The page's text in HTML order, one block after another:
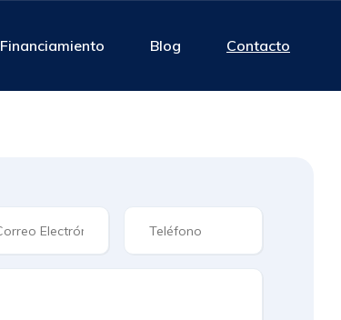
Financiamiento Blog Contacto